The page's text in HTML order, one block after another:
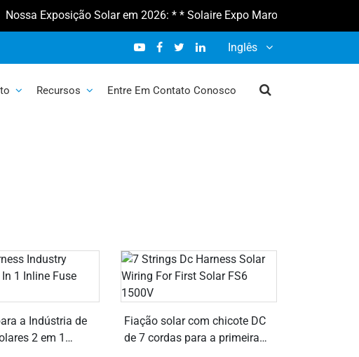
Exposição Solar em 2026: * * Solaire Expo Maroc 2026 10-12 de
Inglês
Recursos Entre Em Contato Conosco
Solares
a Indústria de
2 em 1
Fiação solar com chicote DC
de 7 cordas para a primeira